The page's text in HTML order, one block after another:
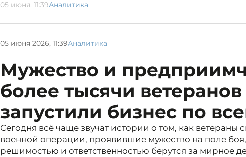
05 июня, 11:39Аналитика
05 июня 2026, 11:39Аналитика
Мужество и
более тысячи
запустили бизнес по
Сегодня всё чаще звучат истории о том, как ветераны
военной операции, проявившие мужество на поле
решимостью и ответственностью берутся за мирное